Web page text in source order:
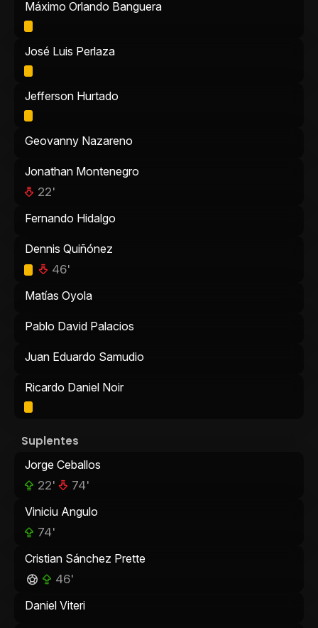
Máximo Orlando Banguera
José Luis Perlaza
Jefferson Hurtado
Geovanny Nazareno
Jonathan Montenegro
22'
Fernando Hidalgo
Dennis Quiñónez
46'
Matías Oyola
Pablo David Palacios
Juan Eduardo Samudio
Ricardo Daniel Noir
Suplentes
Jorge Ceballos
22'
74'
Viniciu Angulo
74'
Cristian Sánchez Prette
46'
Daniel Viteri